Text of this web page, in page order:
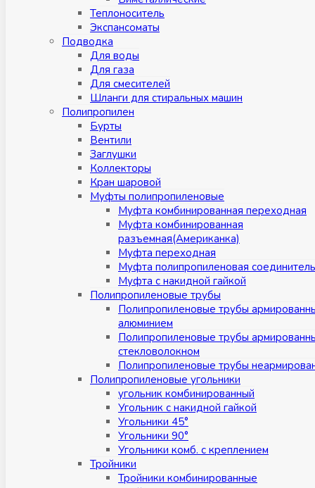
Теплоноситель
Экспансоматы
Подводка
Для воды
Для газа
Для смесителей
Шланги для стиральных машин
Полипропилен
Бурты
Вентили
Заглушки
Коллекторы
Кран шаровой
Муфты полипропиленовые
Муфта комбинированная переходная
Муфта комбинированная
разъемная(Американка)
Муфта переходная
Муфта полипропиленовая
Муфта с накидной гайкой
Полипропиленовые трубы
Полипропиленовые трубы
алюминием
Полипропиленовые трубы
стекловолокном
Полипропиленовые трубы
Полипропиленовые угольники
угольник комбинированный
Угольник с накидной гайкой
Угольники 45°
Угольники 90°
Угольники комб. с креплением
Тройники
Тройники комбинированные